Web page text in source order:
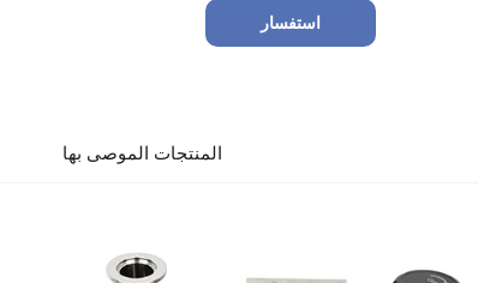
استفسار
المنتجات الموصى بها